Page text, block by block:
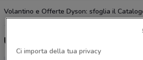
Volantino e Offerte Dyson: sfoglia il
Ultime offerte del volantino
Ci importa della tua privacy